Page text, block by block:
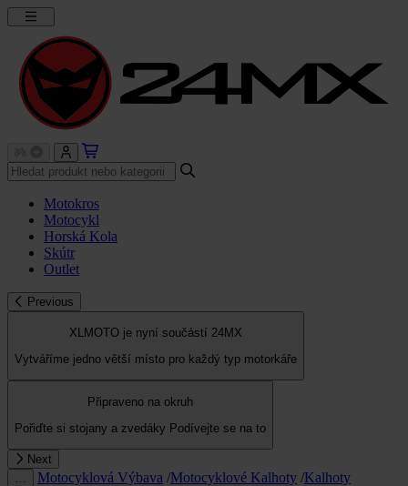
Motokros
Motocykl
Horská Kola
Skútr
Outlet
Previous
XLMOTO je nyní součástí 24MX
Vytváříme jedno větší místo pro každý typ motorkáře
Připraveno na okruh
Pořiďte si stojany a zvedáky Podívejte se na to
Next
Motocyklová Výbava /Motocyklové Kalhoty /Kalhoty